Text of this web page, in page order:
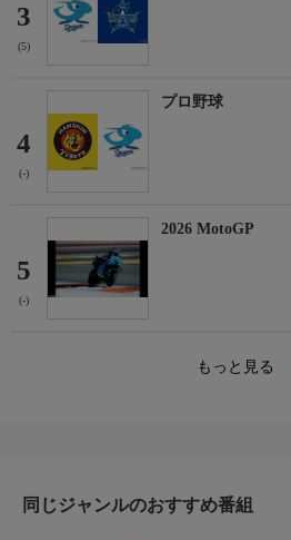
3
(5)
4
(-)
プロ野球
5
(-)
2026 MotoGP
もっと見る
同じジャンルのおすすめ番組